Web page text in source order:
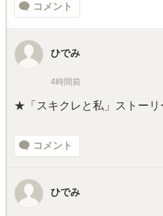
コメント
ひでみ
4時間前
★「スキクレと私」ストー
コメント
ひでみ